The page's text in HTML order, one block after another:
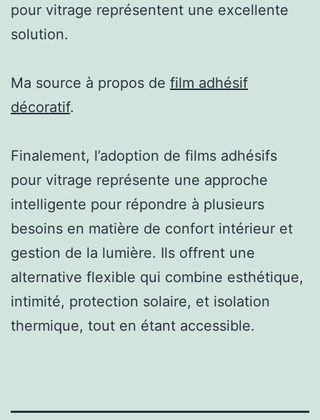
pour vitrage représentent une excellente
solution.
Ma source à propos de film adhésif
décoratif.
Finalement, l’adoption de films adhésifs
pour vitrage représente une approche
intelligente pour répondre à plusieurs
besoins en matière de confort intérieur et
gestion de la lumière. Ils offrent une
alternative flexible qui combine esthétique,
intimité, protection solaire, et isolation
thermique, tout en étant accessible.